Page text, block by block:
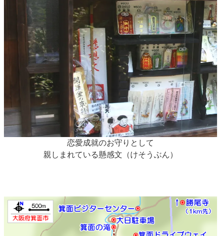
恋愛成就のお守りとして
親しまれている懸感文（けそうぶん）